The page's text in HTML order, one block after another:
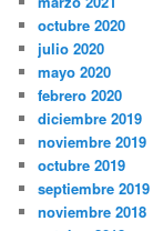
octubre 2020
julio 2020
mayo 2020
febrero 2020
diciembre 2019
noviembre 2019
octubre 2019
septiembre 2019
noviembre 2018